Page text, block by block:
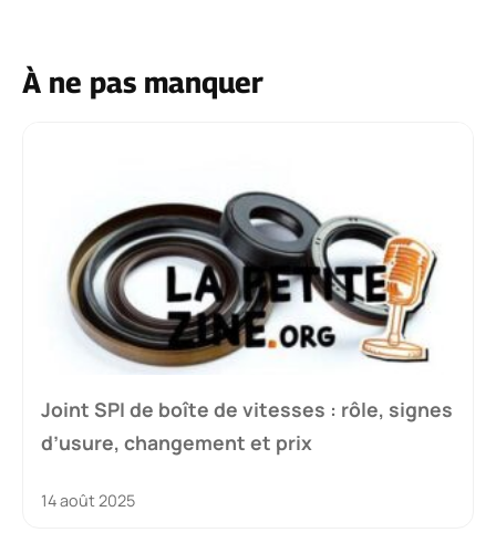
À ne pas manquer
Joint SPI de boîte de vitesses : rôle, signes
d’usure, changement et prix
14 août 2025